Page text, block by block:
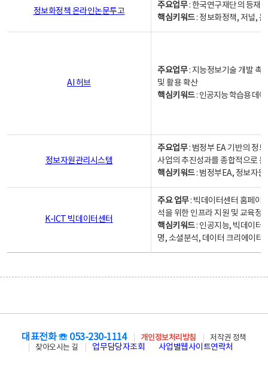
정보화정책 온라인논문투고
주요업무: 한국연구재단의 등재
핵심키워드: 정보화정책, 저널,
AI 허브
주요업무: 지능정보기술 개발 촉
및 활용 확산
핵심키워드: 인공지능 학습용 데
정보자원관리시스템
주요업무: 범정부 EA 기반의 정
사업의 추진성과를 종합적으로
핵심키워드: 범정부EA, 정보자
K-ICT 빅데이터센터
주요 업무: 빅데이터센터 홈페이
석을 위한 인프라 지원 및 교육정
핵심키워드: 인공지능, 빅데이터,
명, 소셜분석, 데이터 크리에이터
대표전화 ☏ 053-230-1114 개인정보처리방침
저작권 정책
찾아오시는 길
업무담당자조회 사업별웹사이트연락처